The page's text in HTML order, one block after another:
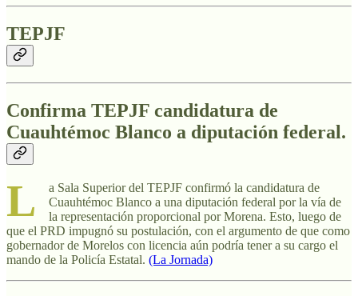
TEPJF
Confirma TEPJF candidatura de
Cuauhtémoc Blanco a diputación federal.
L
a Sala Superior del TEPJF confirmó la candidatura de
Cuauhtémoc Blanco a una diputación federal por la vía de
la representación proporcional por Morena. Esto, luego de
que el PRD impugnó su postulación, con el argumento de que como
gobernador de Morelos con licencia aún podría tener a su cargo el
mando de la Policía Estatal. (La Jornada)